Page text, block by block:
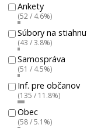
Ankety
(52 / 4.6%)
Súbory na
(43 / 3.8%)
Samospráva
(51 / 4.5%)
Inf. pre občanov
(135 / 11.8%)
Obec
(58 / 5.1%)